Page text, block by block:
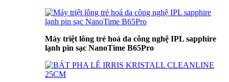
Máy triệt lông trẻ hoá da công nghệ IPL sapphire
lạnh pin sạc NanoTime B65Pro